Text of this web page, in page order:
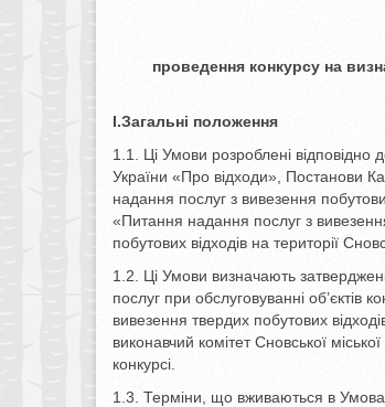
проведення конкурсу на
І.Загальні положення
1.1. Ці Умови розроблені відповідно
України «Про відходи», Постанови
надання послуг з вивезення
«Питання надання послуг з
побутових відходів на території
1.2. Ці Умови визначають
послуг при обслуговуванні об’єктів
вивезення твердих побутових
виконавчий комітет Сновської
конкурсі.
1.3. Терміни, що вживаються в